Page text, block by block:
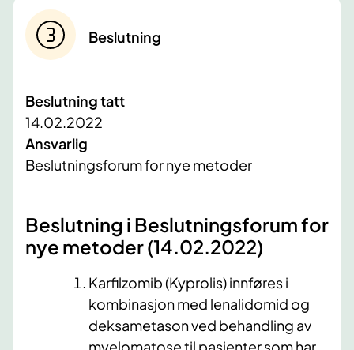
Beslutning
Beslutning tatt
14.02.2022
Ansvarlig
Beslutningsforum for nye metoder
Beslutning i Beslutningsforum for
nye metoder (14.02.2022)
Karfilzomib (Kyprolis) innføres i
kombinasjon med lenalidomid og
deksametason ved behandling av
myelomatose til pasienter som har